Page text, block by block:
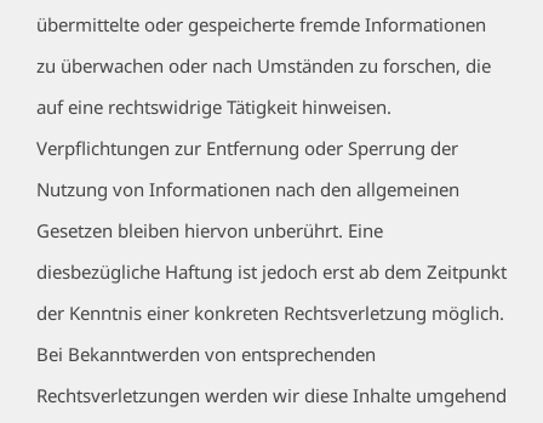
übermittelte oder gespeicherte fremde Informationen
zu überwachen oder nach Umständen zu forschen, die
auf eine rechtswidrige Tätigkeit hinweisen.
Verpflichtungen zur Entfernung oder Sperrung der
Nutzung von Informationen nach den allgemeinen
Gesetzen bleiben hiervon unberührt. Eine
diesbezügliche Haftung ist jedoch erst ab dem Zeitpunkt
der Kenntnis einer konkreten Rechtsverletzung möglich.
Bei Bekanntwerden von entsprechenden
Rechtsverletzungen werden wir diese Inhalte umgehend